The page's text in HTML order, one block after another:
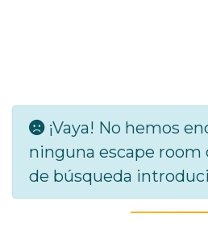
¡Vaya! No hemos
ninguna escape room
de búsqueda